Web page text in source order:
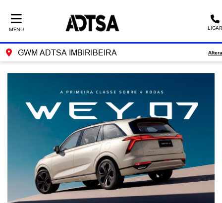
MENU LIGAR
GWM ADTSA IMBIRIBEIRA